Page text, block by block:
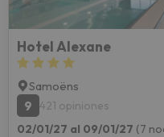
Hotel Alexane
Samoëns
9 421 opiniones
02/01/27 al 09/01/27 (7